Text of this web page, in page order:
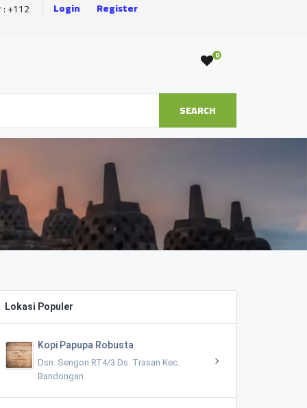
: +112 Login Register
0
SEARCH
Lokasi Populer
Kopi Papupa Robusta
Dsn. Sengon RT4/3 Ds. Trasan Kec.
Bandongan